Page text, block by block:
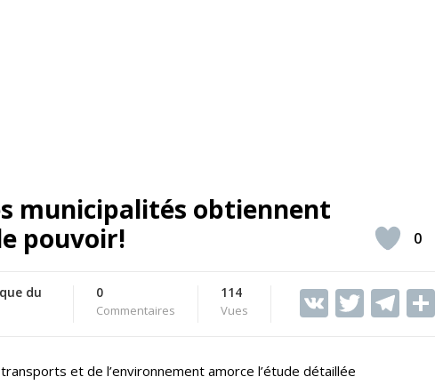
municipalités obtiennent
pouvoir!
du
0
Commentaires
114
Vues V T T
0
et de l’environnement amorce l’étude détaillée